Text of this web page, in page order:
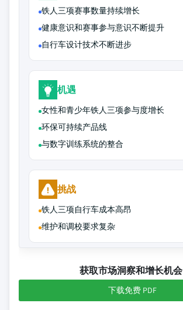
铁人三项赛事数量持续增长
健康意识和赛事参与意识不断提升
自行车设计技术不断进步
机遇
女性和青少年铁人三项参与度增长
环保可持续产品线
与数字训练系统的整合
挑战
铁人三项自行车成本高昂
维护和调校要求复杂
获取市场洞察和增长机会
下载免费 PDF